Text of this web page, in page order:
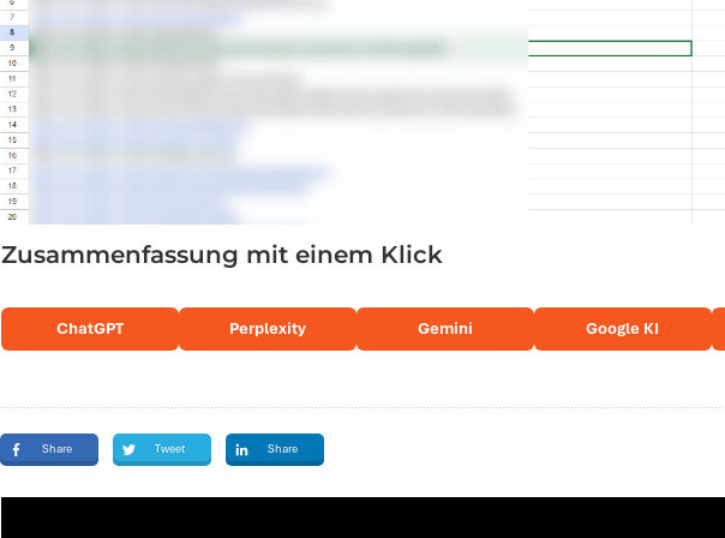
Zusammenfassung mit einem Klick
ChatGPT Perplexity Gemini Google KI
Share Tweet Share